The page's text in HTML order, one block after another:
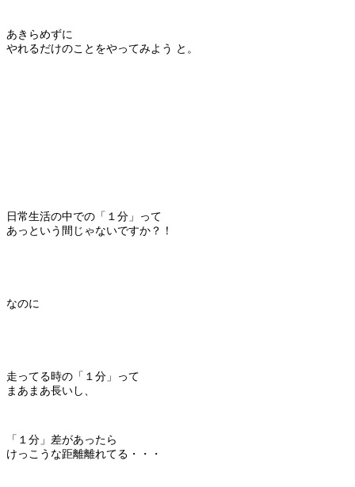
あきらめずに
やれるだけのことをやってみよう と。
日常生活の中での「１分」って
あっという間じゃないですか？！
なのに
走ってる時の「１分」って
まあまあ長いし、
「１分」差があったら
けっこうな距離離れてる・・・